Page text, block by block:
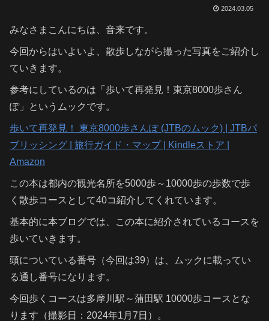
2024.03.05
みなさまこんにちは、音来です。
今回からはいよいよ、散歩しながら撮った写真をご紹介し
ていきます。
参考にしているのは「歩いて再発見！東京8000歩さん
ぽ」というムックです。
歩いて再発見！ 東京8000歩さんぽ (JTBのムック) | JTBパ
ブリッシング | 旅行ガイド・マップ | Kindleストア |
Amazon
この本は都内の観光名所を5000歩～10000歩の歩数で歩
く散歩コースとして40コ紹介してくれています。
基本的に本ブログでは、この本に紹介されているコースを
歩いていきます。
頭についている番号（今回は39）は、ムックに載ってい
る通し番号になります。
今回歩くコースは多摩川駅～蒲田駅 10000歩コースとな
ります（撮影日：2024年1月7日）。